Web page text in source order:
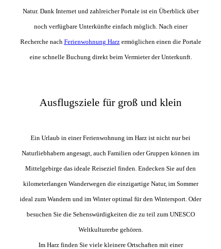
Natur. Dank Internet und zahlreicher Portale ist ein Überblick über
noch verfügbare Unterkünfte einfach möglich. Nach einer
Recherche nach Ferienwohnung Harzermöglichen einen die Portale
eine schnelle Buchung direkt beim Vermieter der Unterkunft.
Ausflugsziele für groß und klein
Ein Urlaub in einer Ferienwohnung im Harz ist nicht nur bei
Naturliebhabern angesagt, auch Familien oder Gruppen können im
Mittelgebirge das ideale Reiseziel finden. Endecken Sie auf den
kilometerlangen Wanderwegen die einzigartige Natur, im Sommer
ideal zum Wandern und im Winter optimal für den Wintersport. Oder
besuchen Sie die Sehenswürdigkeiten die zu teil zum UNESCO
Weltkulturerbe gehören.
Im Harz finden Sie viele kleinere Ortschaften mit einer